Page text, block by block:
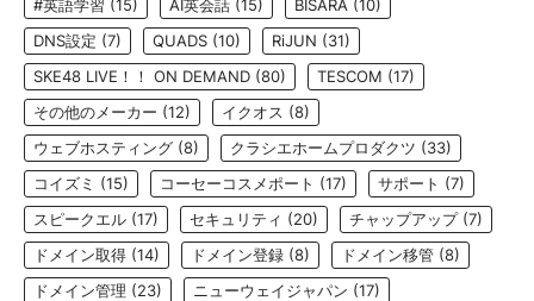
#英語学習 (15) AI英会話 (15) BISARA (10)
DNS設定 (7) QUADS (10) RiJUN (31)
SKE48 LIVE！！ ON DEMAND (80) TESCOM (17)
その他のメーカー (12) イクオス (8)
ウェブホスティング (8) クラシエホームプロダクツ (33)
コイズミ (15) コーセーコスメポート (17) サポート (7)
スピークエル (17) セキュリティ (20) チャップアップ(7)
ドメイン取得 (14) ドメイン登録 (8) ドメイン移管 (8)
ドメイン管理 (23) ニューウェイジャパン (17)